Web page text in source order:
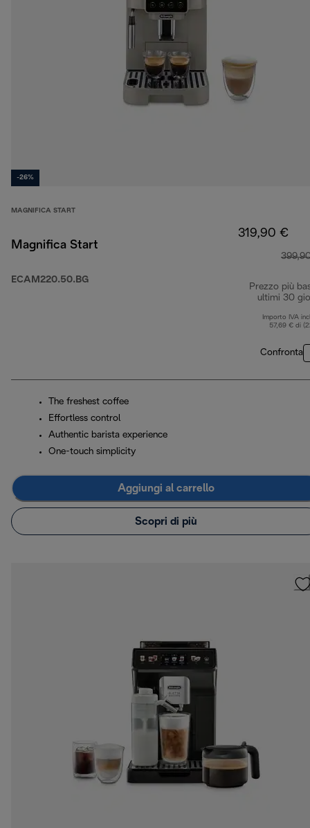
-26%
MAGNIFICA START
Magnifica Start
ECAM220.50.BG
319,90 €
Prezzo più
ultimi 30
Importo IVA
57,69 € di
Confronta
The freshest coffee
Effortless control
Authentic barista experience
One-touch simplicity
Aggiungi al carrello
Scopri di più